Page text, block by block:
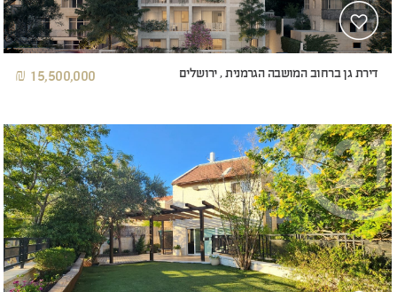
דירת גן ברחוב המושבה הגרמנית , ירושלים 15,500,000 ₪